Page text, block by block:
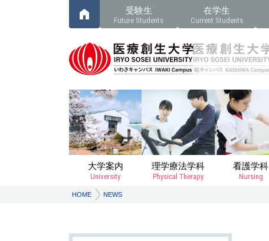
受験生
Future Students
在学生
Current Students
大学案内
University
理学療法学科
Physical Therapy
看護学科
Nursing
HOME NEWS